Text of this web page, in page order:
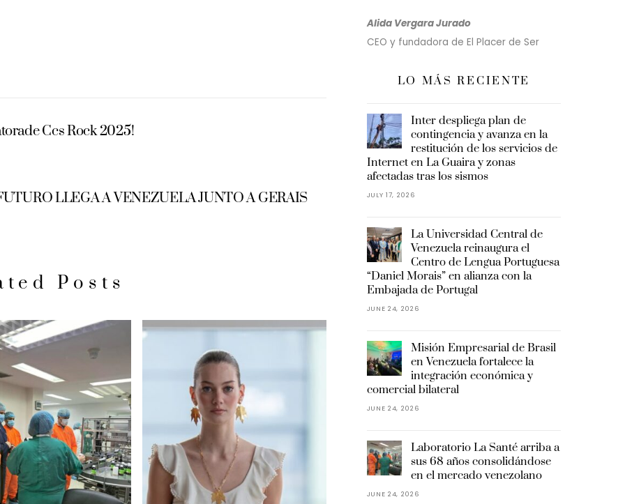
Ccs Rock 2025!
LLEGA A VENEZUELA JUNTO A GERAIS
Posts
Alida Vergara Jurado
CEO y fundadora de El Placer de Ser
LO MÁS RECIENTE
Inter despliega plan de
contingencia y avanza en la
restitución de los servicios de
Internet en La Guaira y zonas
afectadas tras los sismos
JULY 17, 2026
La Universidad Central de
Venezuela reinaugura el
Centro de Lengua Portuguesa
“Daniel Morais” en alianza con la
Embajada de Portugal
JUNE 24, 2026
Misión Empresarial de Brasil
en Venezuela fortalece la
integración económica y
comercial bilateral
JUNE 24, 2026
Laboratorio La Santé arriba a
sus 68 años consolidándose
en el mercado venezolano
JUNE 24, 2026